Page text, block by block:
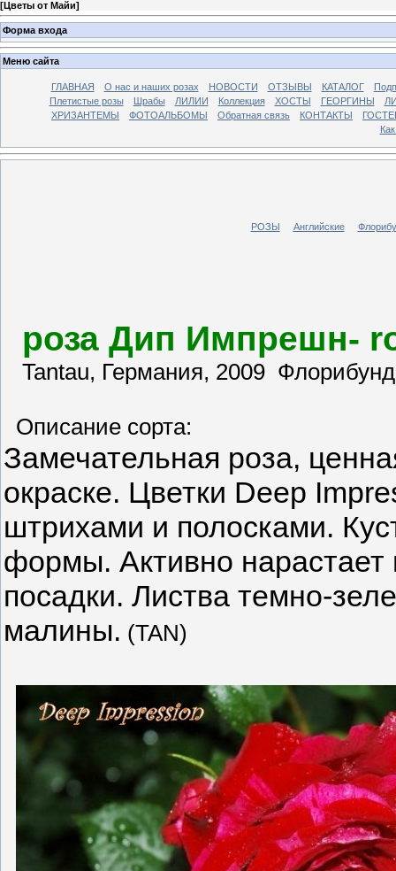
[Цветы от Майи]
Форма входа
Меню сайта
ГЛАВНАЯ О нас и наших розах НОВОСТИ ОТЗЫВЫ КАТАЛОГ
Плетистые розы
Шрабы ЛИЛИИ Коллекция ХОСТЫ ГЕОРГИНЫ
ХРИЗАНТЕМЫ
ФОТОАЛЬБОМЫ Обратная связь КОНТАКТЫ
РОЗЫ Английские
роза Дип Импрешн-
Tantau, Германия, 2009
Описание сорта:
Замечательная роза,
окраске. Цветки Deep
штрихами и полосками.
формы. Активно нарастает
посадки. Листва темно-
малины. (TAN)